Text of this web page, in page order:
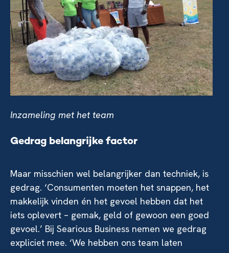
Inzameling met het team
Gedrag belangrijke factor
Maar misschien wel belangrijker dan techniek, is
gedrag. ‘Consumenten moeten het snappen, het
makkelijk vinden én het gevoel hebben dat het
iets oplevert – gemak, geld of gewoon een goed
gevoel.’ Bij Searious Business nemen we gedrag
expliciet mee. ‘We hebben ons team laten